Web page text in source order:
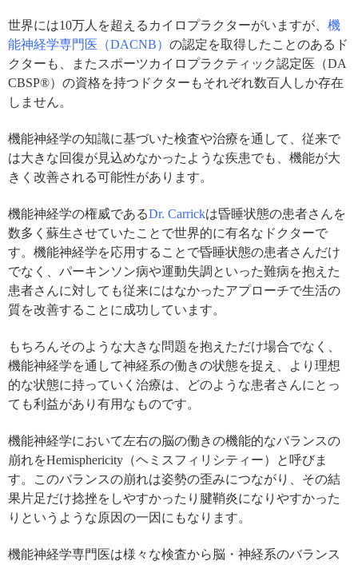
世界には10万人を超えるカイロプラクターがいますが、 機
能神経学専門医（DACNB） の認定を取得したことのあるド
クターも、またスポーツカイロプラクティック認定医（DA
CBSP®）の資格を持つドクターもそれぞれ数百人しか存在
しません。
機能神経学の知識に基づいた検査や治療を通して、従来で
は大きな回復が見込めなかったような疾患でも、機能が大
きく改善される可能性があります。
機能神経学の権威であるDr. Carrickは昏睡状態の患者さんを
数多く蘇生させていたことで世界的に有名なドクターで
す。機能神経学を応用することで昏睡状態の患者さんだけ
でなく、パーキンソン病や運動失調といった難病を抱えた
患者さんに対しても従来にはなかったアプローチで生活の
質を改善することに成功しています。
もちろんそのような大きな問題を抱えただけ場合でなく、
機能神経学を通して神経系の働きの状態を捉え、より理想
的な状態に持っていく治療は、どのような患者さんにとっ
ても利益があり有用なものです。
機能神経学において左右の脳の働きの機能的なバランスの
崩れをHemisphericity（ヘミスフィリシティー）と呼びま
す。このバランスの崩れは姿勢の歪みにつながり、その結
果片足だけ捻挫をしやすかったり腱鞘炎になりやすかった
りというような原因の一因にもなります。
機能神経学専門医は様々な検査から脳・神経系のバランス